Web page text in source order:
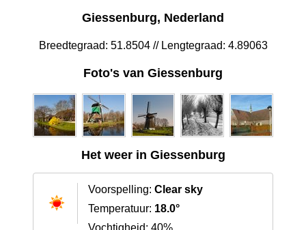
Giessenburg, Nederland
Breedtegraad: 51.8504 // Lengtegraad: 4.89063
Foto's van Giessenburg
Het weer in Giessenburg
Voorspelling: Clear sky
Temperatuur: 18.0°